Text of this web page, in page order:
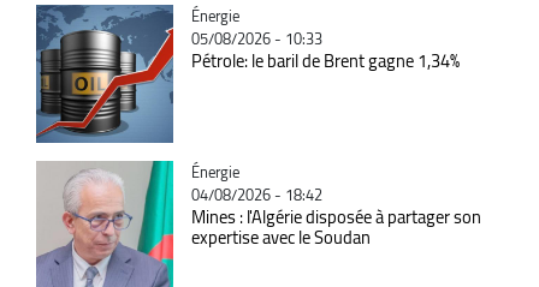
Catégorie
Énergie
05/08/2026 - 10:33
Pétrole: le baril de Brent gagne 1,34%
Catégorie
Énergie
04/08/2026 - 18:42
Mines : l'Algérie disposée à partager son
expertise avec le Soudan